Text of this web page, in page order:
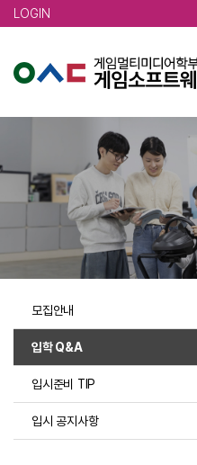
LOGIN
모집안내
입학 Q&A
입시준비 TIP
입시 공지사항